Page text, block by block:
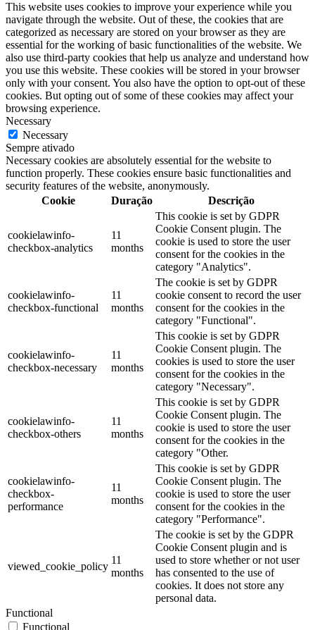
This website uses cookies to improve your experience while you
navigate through the website. Out of these, the cookies that are
categorized as necessary are stored on your browser as they are
essential for the working of basic functionalities of the website. We
also use third-party cookies that help us analyze and understand how
you use this website. These cookies will be stored in your browser
only with your consent. You also have the option to opt-out of these
cookies. But opting out of some of these cookies may affect your
browsing experience.
Necessary
Necessary
Sempre ativado
Necessary cookies are absolutely essential for the website to
function properly. These cookies ensure basic functionalities and
security features of the website, anonymously.
Cookie
Duração Descrição
cookielawinfo-
checkbox-analytics
11
months
This cookie is set by GDPR
Cookie Consent plugin. The
cookie is used to store the user
consent for the cookies in the
category "Analytics".
cookielawinfo-
checkbox-functional
11
months
The cookie is set by GDPR
cookie consent to record the user
consent for the cookies in the
category "Functional".
cookielawinfo-
checkbox-necessary
11
months
This cookie is set by GDPR
Cookie Consent plugin. The
cookies is used to store the user
consent for the cookies in the
category "Necessary".
cookielawinfo-
checkbox-others
11
months
This cookie is set by GDPR
Cookie Consent plugin. The
cookie is used to store the user
consent for the cookies in the
category "Other.
cookielawinfo-
checkbox-
performance
11
months
This cookie is set by GDPR
Cookie Consent plugin. The
cookie is used to store the user
consent for the cookies in the
category "Performance".
viewed_cookie_policy
11
months
The cookie is set by the GDPR
Cookie Consent plugin and is
used to store whether or not user
has consented to the use of
cookies. It does not store any
personal data.
Functional
Functional